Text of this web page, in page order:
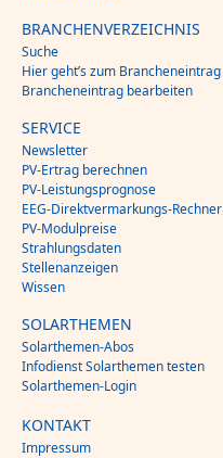
BRANCHENVERZEICHNIS
Suche
Hier geht’s zum Brancheneintrag
Brancheneintrag bearbeiten
SERVICE
Newsletter
PV-Ertrag berechnen
PV-Leistungsprognose
EEG-Direktvermarkungs-Rechner
PV-Modulpreise
Strahlungsdaten
Stellenanzeigen
Wissen
SOLARTHEMEN
Solarthemen-Abos
Infodienst Solarthemen testen
Solarthemen-Login
KONTAKT
Impressum